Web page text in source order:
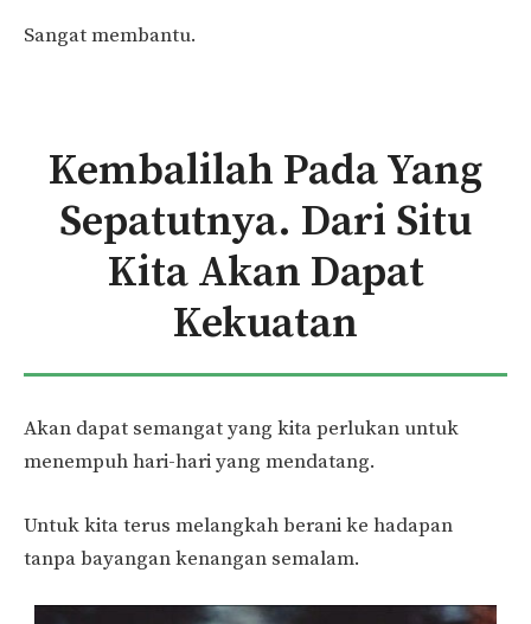
Sangat membantu.
Kembalilah Pada Yang
Sepatutnya. Dari Situ
Kita Akan Dapat
Kekuatan
Akan dapat semangat yang kita perlukan untuk
menempuh hari-hari yang mendatang.
Untuk kita terus melangkah berani ke hadapan
tanpa bayangan kenangan semalam.